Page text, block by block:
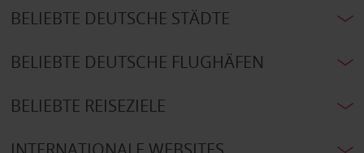
BELIEBTE DEUTSCHE STÄDTE
BELIEBTE DEUTSCHE FLUGHÄFEN
BELIEBTE REISEZIELE